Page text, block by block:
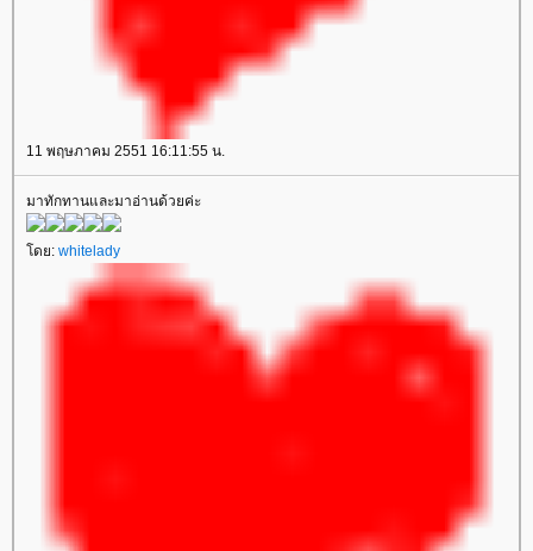
11 พฤษภาคม 2551 16:11:55 น.
มาทักทานและมาอ่านด้วยค่ะ
ดย: whitelady